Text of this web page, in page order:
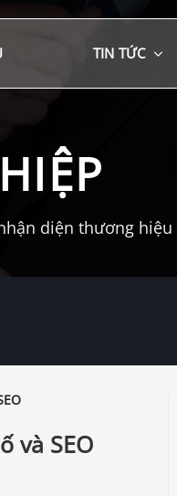
TIN TỨC
diện thương hiệu
và SEO